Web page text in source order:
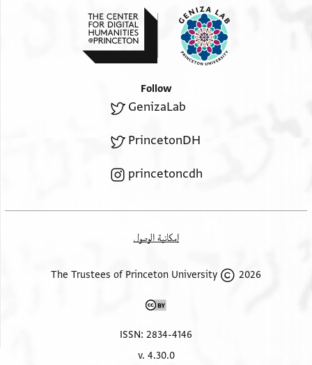
Follow
GenizaLab
PrincetonDH
princetoncdh
إمكانية الوصول
2026 The Trustees of Princeton University
ISSN: 2834-4146
v. 4.30.0